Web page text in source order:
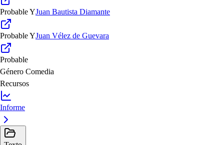
ProbableYJuan Bautista Diamante
ProbableYJuan Vélez de Guevara
Probable
Género Comedia
Recursos
Informe